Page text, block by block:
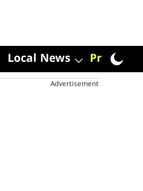
Local News Premium
Advertisement